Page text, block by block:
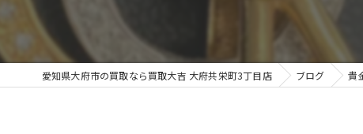
遺品
愛知県大府市の買取なら買取大吉 大府共栄町3丁目店 ブログ 貴